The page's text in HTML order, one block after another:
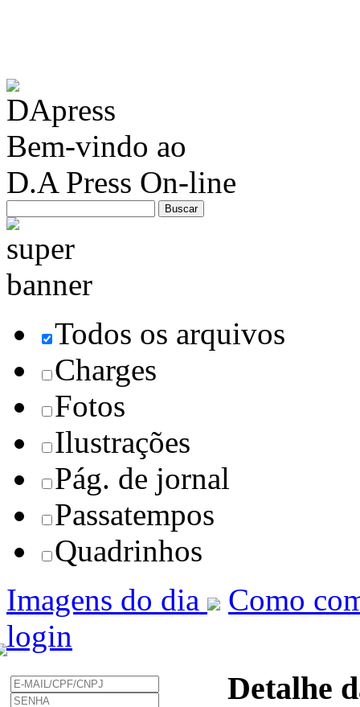
Bem-vindo ao
D.A Press On-line
Todos os arquivos
Charges
Fotos
Ilustrações
Pág. de jornal
Passatempos
Quadrinhos
Imagens do dia
Como
login
Detalhe